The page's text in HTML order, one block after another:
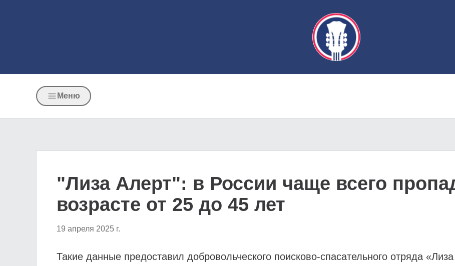
Меню
"Лиза Алерт": в России чаще всего
возрасте от 25 до 45 лет
19 апреля 2025 г.
Такие данные предоставил добровольческого поисково-спасательного отряда